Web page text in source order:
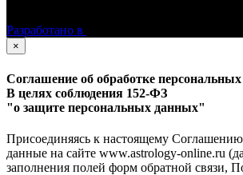
Разработано в
×
Соглашение об обработке
В целях соблюдения 152-ФЗ
"о защите персональных данных"
Присоединяясь к настоящему Соглашению
данные на сайте www.astrology-online.ru
заполнения полей форм обратной связи,